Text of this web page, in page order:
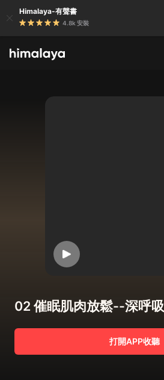
Himalaya-有聲書
4.8k 安裝
02 催眠肌肉放鬆--深呼吸
打開APP收聽